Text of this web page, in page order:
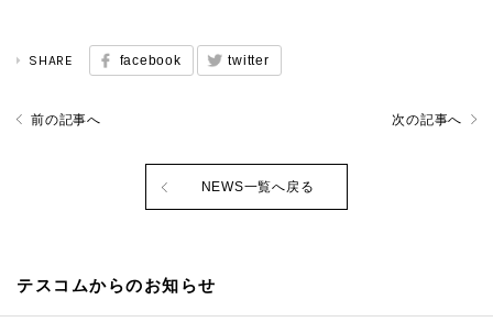
SHARE facebook twitter
前の記事へ 次の記事へ
NEWS一覧へ戻る
テスコムからのお知らせ